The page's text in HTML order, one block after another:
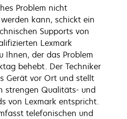
Problem nicht
kann, schickt ein
Supports von
Lexmark
Ihnen, der das Problem
behebt. Der Techniker
Gerät vor Ort und stellt
strengen Qualitäts- und
von Lexmark entspricht.
telefonischen und